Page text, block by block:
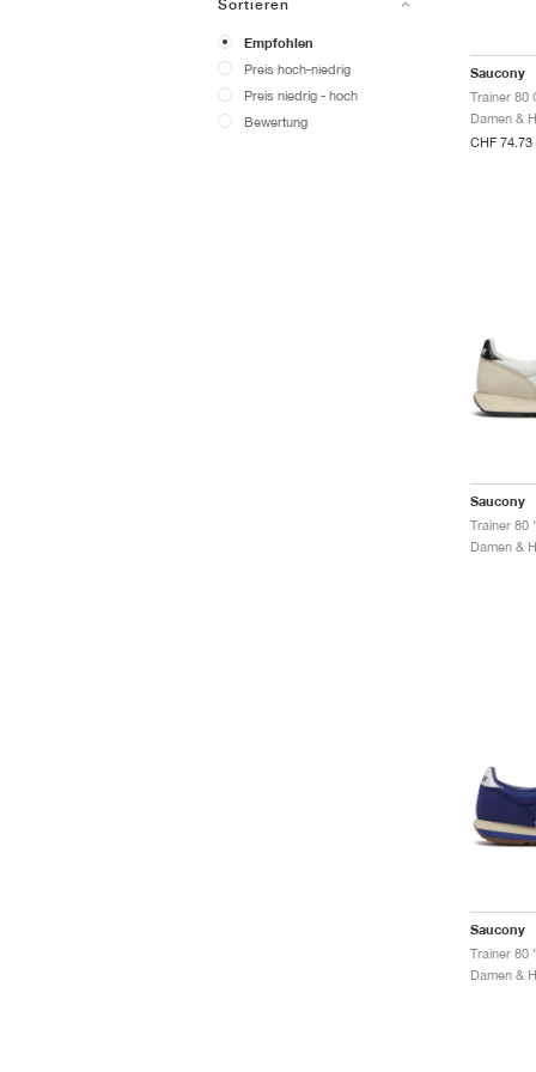
Sortieren
Empfohlen
Preis hoch-niedrig
Preis niedrig - hoch
Bewertung
Saucony
Trainer 80
CHF 74.73
Saucony
Trainer 80
Saucony
Trainer 80